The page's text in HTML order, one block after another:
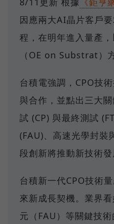
因應兩大AI晶片客戶
程，在明年進入量產
（OE on Substrat）
台積電強調，CPO技
與合作，並點出三大
試 (CP) 與最終測試
(FAU)、高速光學封裝
段創新將推動新技術發
台積新一代CPO技術
來新成長契機。業界
元（FAU）等關鍵技